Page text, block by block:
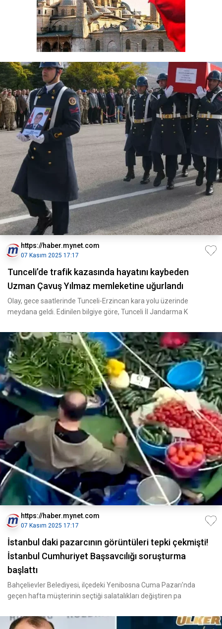
https://haber.mynet.com
07 Kasım 2025 17:17
Tunceli’de trafik kazasında hayatını kaybeden
Uzman Çavuş Yılmaz memleketine uğurlandı
Olay, gece saatlerinde Tunceli-Erzincan kara yolu üzerinde
meydana geldi. Edinilen bilgiye göre, Tunceli İl Jandarma K
https://haber.mynet.com
07 Kasım 2025 17:17
İstanbul daki pazarcının görüntüleri tepki çekmişti!
İstanbul Cumhuriyet Başsavcılığı soruşturma
başlattı
Bahçelievler Belediyesi, ilçedeki Yenibosna Cuma Pazarı'nda
geçen hafta müşterinin seçtiği salatalıkları değiştiren pa